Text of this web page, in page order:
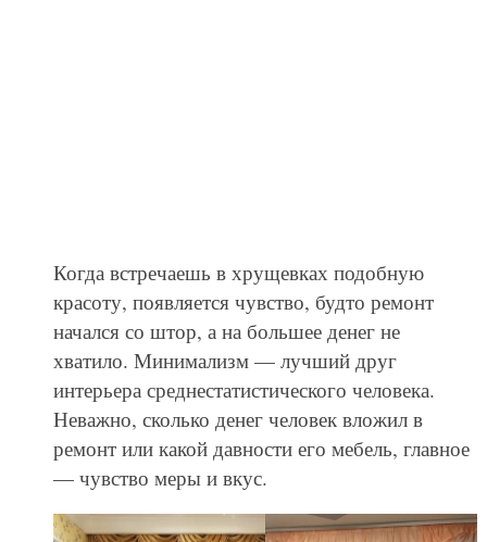
Когда встречаешь в хрущевках подобную
красоту, появляется чувство, будто ремонт
начался со штор, а на большее денег не
хватило. Минимализм — лучший друг
интерьера среднестатистического человека.
Неважно, сколько денег человек вложил в
ремонт или какой давности его мебель, главное
— чувство меры и вкус.